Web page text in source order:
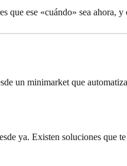
que ese «cuándo» sea ahora, y
un minimarket que
ya. Existen soluciones que